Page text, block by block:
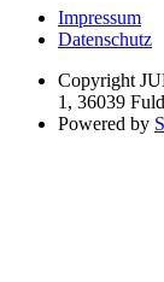
Impressum
Datenschutz
Copyright
1, 36039
Powered by